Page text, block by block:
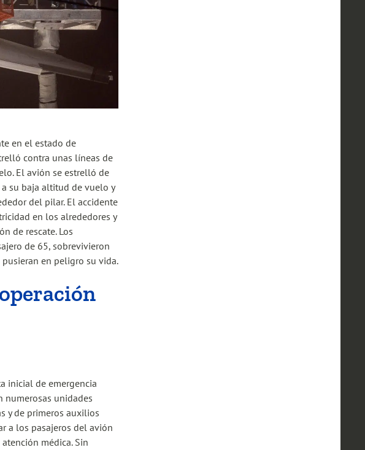
en el estado de
contra unas líneas de
El avión se estrelló de
su baja altitud de vuelo y
del pilar. El accidente
en los alrededores y
de rescate. Los
de 65, sobrevivieron
en peligro su vida.
inicial de emergencia
numerosas unidades
y de primeros auxilios
a los pasajeros del avión
médica. Sin